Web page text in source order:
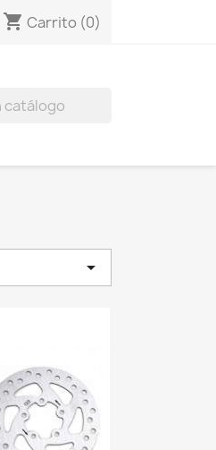
shopping_cart Carrito (0)
